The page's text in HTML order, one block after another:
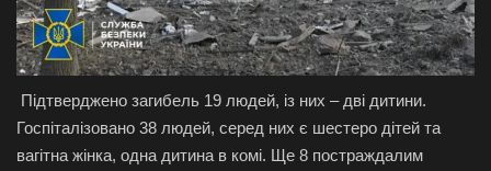
Підтверджено загибель 19 людей, із них – дві дитини.
Госпіталізовано 38 людей, серед них є шестеро дітей та
вагітна жінка, одна дитина в комі. Ще 8 постраждалим